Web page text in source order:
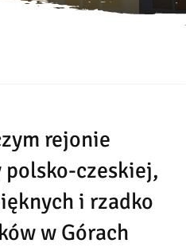
rejonie
czeskiej,
i rzadko
w Górach